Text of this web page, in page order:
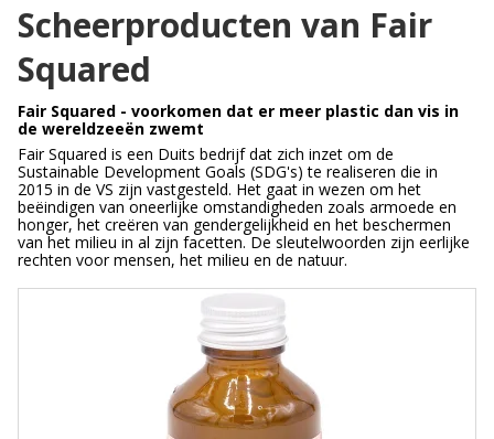
Scheerproducten van Fair
Squared
Fair Squared - voorkomen dat er meer plastic dan vis in
de wereldzeeën zwemt
Fair Squared is een Duits bedrijf dat zich inzet om de
Sustainable Development Goals (SDG's) te realiseren die in
2015 in de VS zijn vastgesteld. Het gaat in wezen om het
beëindigen van oneerlijke omstandigheden zoals armoede en
honger, het creëren van gendergelijkheid en het beschermen
van het milieu in al zijn facetten. De sleutelwoorden zijn eerlijke
rechten voor mensen, het milieu en de natuur.